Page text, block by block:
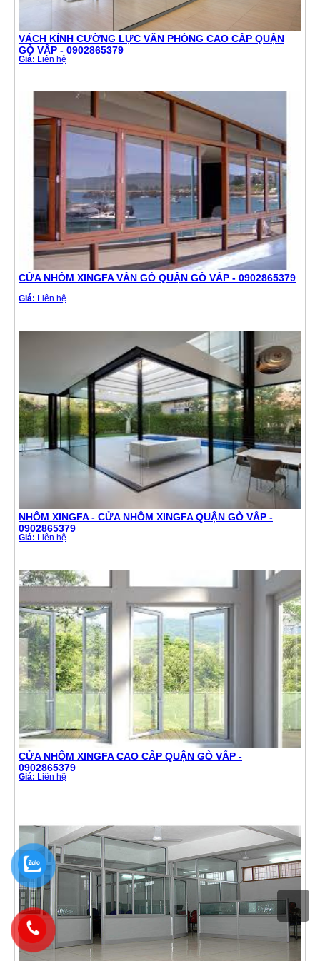
VÁCH KÍNH CƯỜNG LỰC VĂN PHÒNG CAO CẤP QUẬN
GÒ VẤP - 0902865379
Giá: Liên hệ
CỬA NHÔM XINGFA VÂN GỖ QUẬN GÒ VẤP - 0902865379
Giá: Liên hệ
NHÔM XINGFA - CỬA NHÔM XINGFA QUẬN GÒ VẤP -
0902865379
Giá: Liên hệ
CỬA NHÔM XINGFA CAO CẤP QUẬN GÒ VẤP -
0902865379
Giá: Liên hệ